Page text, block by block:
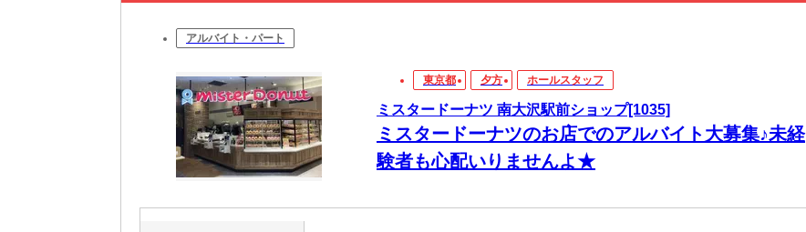
アルバイト・パート
東京都 夕方 ホールスタッフ
ミスタードーナツ 南大沢駅前ショップ[1035]
ミスタードーナツのお店でのアルバイト大募集♪未経
験者も心配いりませんよ★